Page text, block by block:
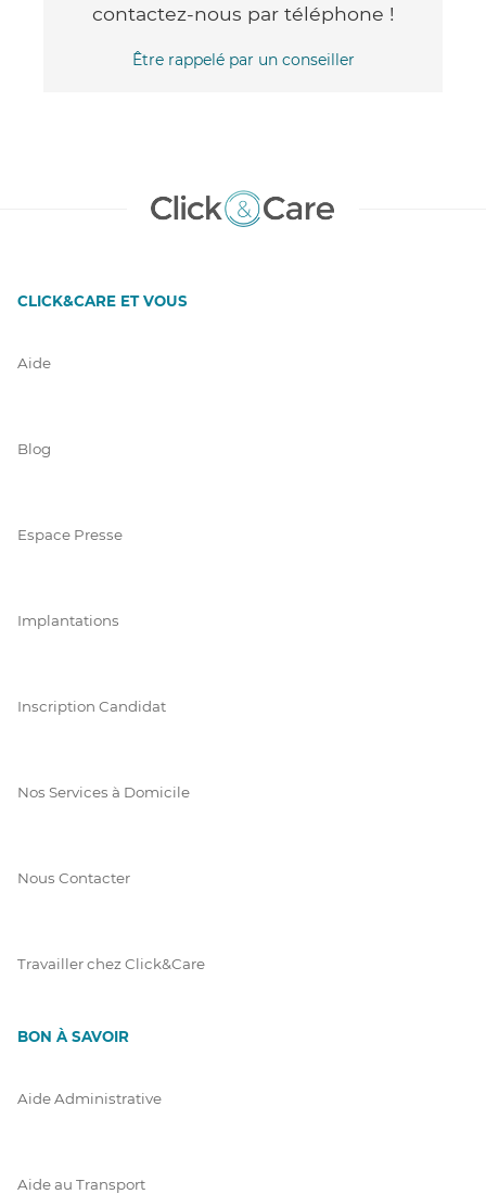
contactez-nous par téléphone !
Être rappelé par un conseiller
CLICK&CARE ET VOUS
Aide
Blog
Espace Presse
Implantations
Inscription Candidat
Nos Services à Domicile
Nous Contacter
Travailler chez Click&Care
BON À SAVOIR
Aide Administrative
Aide au Transport